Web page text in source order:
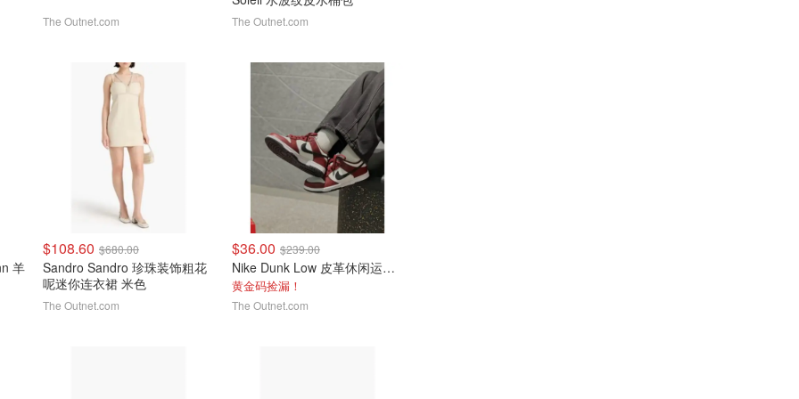
The Outnet.com The Outnet.com
羊
$108.60 $680.00
Sandro Sandro 珍珠装饰粗花
呢迷你连衣裙 米色
The Outnet.com
$36.00 $239.00
Nike Dunk Low 皮革休闲运动鞋
黄金码捡漏！
The Outnet.com